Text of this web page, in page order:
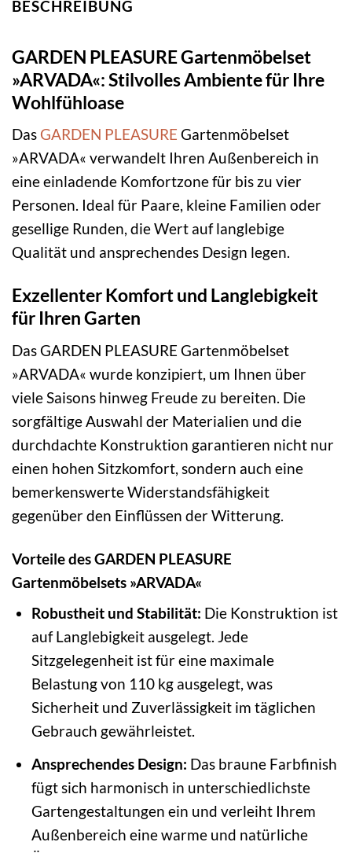
BESCHREIBUNG
GARDEN PLEASURE Gartenmöbelset
»ARVADA«: Stilvolles Ambiente für Ihre
Wohlfühloase
Das GARDEN PLEASURE Gartenmöbelset
»ARVADA« verwandelt Ihren Außenbereich in
eine einladende Komfortzone für bis zu vier
Personen. Ideal für Paare, kleine Familien oder
gesellige Runden, die Wert auf langlebige
Qualität und ansprechendes Design legen.
Exzellenter Komfort und Langlebigkeit
für Ihren Garten
Das GARDEN PLEASURE Gartenmöbelset
»ARVADA« wurde konzipiert, um Ihnen über
viele Saisons hinweg Freude zu bereiten. Die
sorgfältige Auswahl der Materialien und die
durchdachte Konstruktion garantieren nicht nur
einen hohen Sitzkomfort, sondern auch eine
bemerkenswerte Widerstandsfähigkeit
gegenüber den Einflüssen der Witterung.
Vorteile des GARDEN PLEASURE
Gartenmöbelsets »ARVADA«
Robustheit und Stabilität: Die Konstruktion ist
auf Langlebigkeit ausgelegt. Jede
Sitzgelegenheit ist für eine maximale
Belastung von 110 kg ausgelegt, was
Sicherheit und Zuverlässigkeit im täglichen
Gebrauch gewährleistet.
Ansprechendes Design: Das braune Farbfinish
fügt sich harmonisch in unterschiedlichste
Gartengestaltungen ein und verleiht Ihrem
Außenbereich eine warme und natürliche